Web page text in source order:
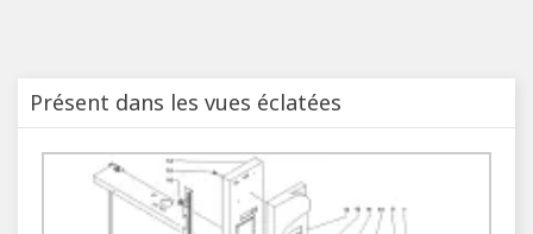
Présent dans les vues éclatées